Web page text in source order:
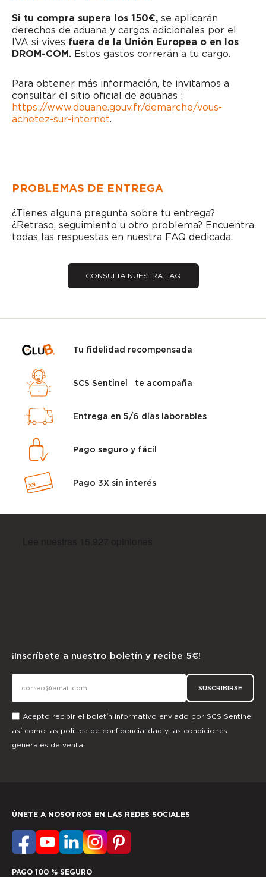
Si tu compra supera los 150€, se aplicarán
derechos de aduana y cargos adicionales por el
IVA si vives fuera de la Unión Europea o en los
DROM-COM. Estos gastos correrán a tu cargo.
Para obtener más información, te invitamos a
consultar el sitio oficial de aduanas :
https://www.douane.gouv.fr/demarche/vous-
achetez-sur-internet.
PROBLEMAS DE ENTREGA
¿Tienes alguna pregunta sobre tu entrega?
¿Retraso, seguimiento u otro problema? Encuentra
todas las respuestas en nuestra FAQ dedicada.
CONSULTA NUESTRA FAQ
Tu fidelidad recompensada
SCS Sentinel te acompaña
Entrega en 5/6 días laborables
Pago seguro y fácil
Pago 3X sin interés
¡Inscríbete a nuestro boletín y recibe 5€!
SUSCRIBIRSE
Acepto recibir el boletín informativo enviado por SCS Sentinel
así como las política de confidencialidad y las condiciones
generales de venta.
ÚNETE A NOSOTROS EN LAS REDES SOCIALES
PAGO 100 % SEGURO